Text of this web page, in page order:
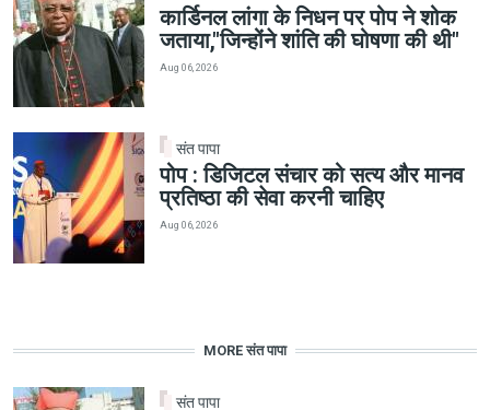
कार्डिनल लांगा के निधन पर पोप ने शोक
जताया,"जिन्होंने शांति की घोषणा की थी"
Aug 06, 2026
संत पापा
पोप : डिजिटल संचार को सत्य और मानव
प्रतिष्ठा की सेवा करनी चाहिए
Aug 06, 2026
MORE संत पापा
संत पापा